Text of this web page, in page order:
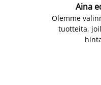
Aina
Olemme
tuotteita,